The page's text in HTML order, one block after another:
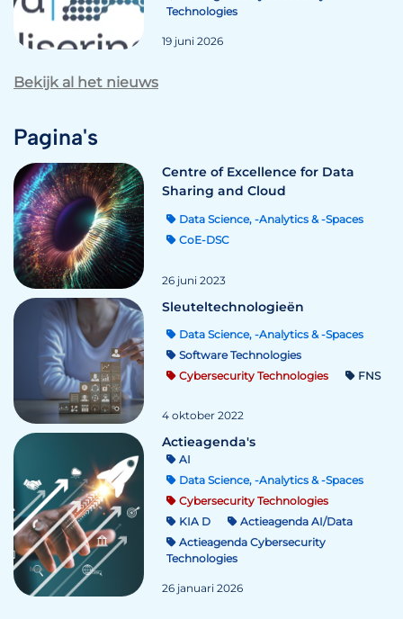
Technologies
19 juni 2026
Bekijk al het nieuws
Pagina's
Centre of Excellence for Data
Sharing and Cloud
Data Science, -Analytics & -Spaces
CoE-DSC
26 juni 2023
Sleuteltechnologieën
Data Science, -Analytics & -Spaces
Software Technologies
Cybersecurity Technologies
FNS
4 oktober 2022
Actieagenda's
AI
Data Science, -Analytics & -Spaces
Cybersecurity Technologies
KIA D
Actieagenda AI/Data
Actieagenda Cybersecurity
Technologies
26 januari 2026